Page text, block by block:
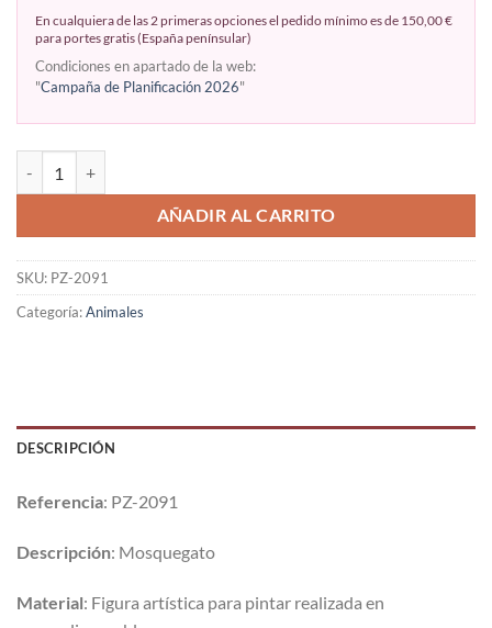
En cualquiera de las 2 primeras opciones el pedido mínimo es de 150,00 €
para portes gratis (España penínsular)
Condiciones en apartado de la web:
"Campaña de Planificación 2026"
AÑADIR AL CARRITO
SKU: PZ-2091
Categoría:Animales
DESCRIPCIÓN
Referencia: PZ-2091
Descripción: Mosquegato
Material: Figura artística para pintar realizada en